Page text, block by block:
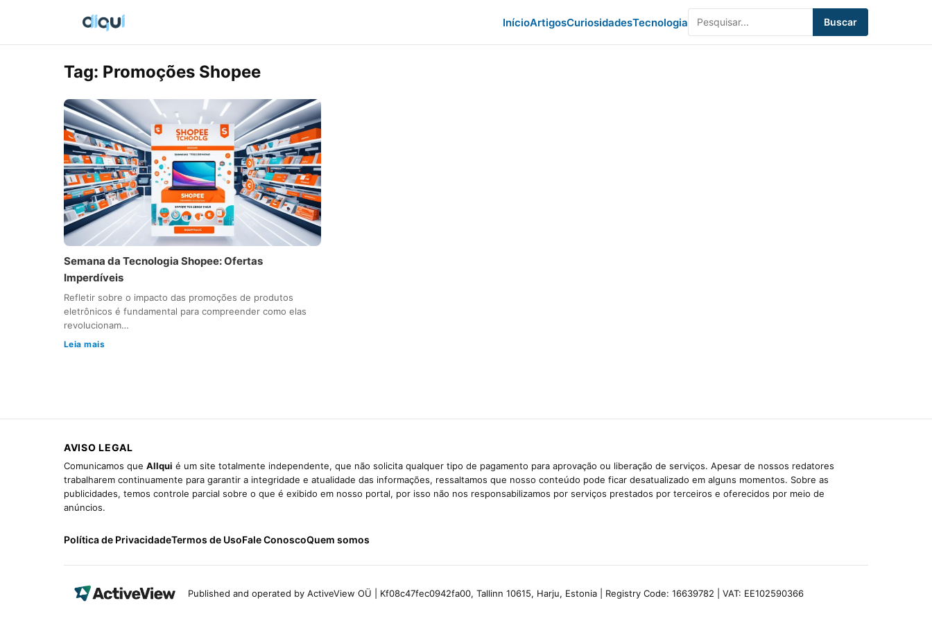
InícioArtigosCuriosidadesTecnologia Buscar
Tag: Promoções Shopee
Semana da Tecnologia Shopee: Ofertas
Imperdíveis
Refletir sobre o impacto das promoções de produtos
eletrônicos é fundamental para compreender como elas
revolucionam…
Leia mais
AVISO LEGAL
Comunicamos que Allqui é um site totalmente independente, que não solicita qualquer tipo de pagamento para aprovação ou liberação de serviços. Apesar de nossos redatores
trabalharem continuamente para garantir a integridade e atualidade das informações, ressaltamos que nosso conteúdo pode ficar desatualizado em alguns momentos. Sobre as
publicidades, temos controle parcial sobre o que é exibido em nosso portal, por isso não nos responsabilizamos por serviços prestados por terceiros e oferecidos por meio de
anúncios.
Política de PrivacidadeTermos de UsoFale ConoscoQuem somos
Published and operated by ActiveView OÜ | Kf08c47fec0942fa00, Tallinn 10615, Harju, Estonia | Registry Code: 16639782 | VAT: EE102590366